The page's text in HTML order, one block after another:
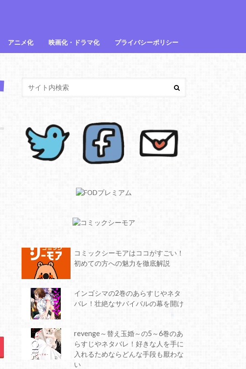
アニメ化 映画化・ドラマ化 プライバシーポリシー
コミックシーモアはココがすごい！
初めての方への魅力を徹底解説
インゴシマの2巻のあらすじやネタ
バレ！壮絶なサバイバルの幕を開け
revenge～替え玉婚～の5～6巻のあ
らすじやネタバレ！好きな人を手に
入れるためならどんな手段も厭わな
い